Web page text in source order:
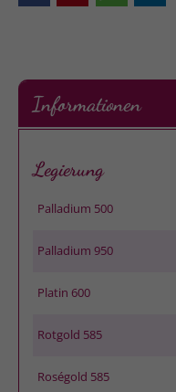
Informationen
Legierung
Palladium 500
Palladium 950
Platin 600
Rotgold 585
Roségold 585